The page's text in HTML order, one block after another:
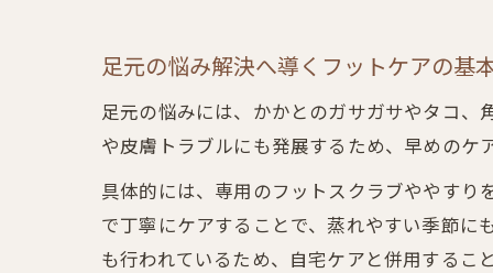
足元の悩み解決へ導くフットケアの基
足元の悩みには、かかとのガサガサやタコ
や皮膚トラブルにも発展するため、早めのケ
具体的には、専用のフットスクラブややすり
で丁寧にケアすることで、蒸れやすい季節に
も行われているため、自宅ケアと併用するこ